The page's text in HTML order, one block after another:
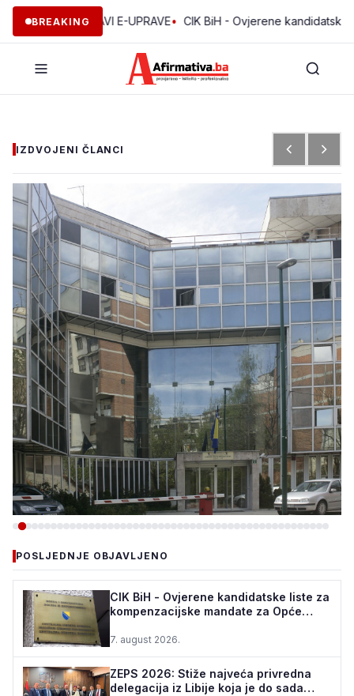
BREAKINGE-UPRAVE• CIK BiH - Ovjerene kandidatske liste za
IZDVOJENI ČLANCI
POGLEDAJTE U KOJIM
OPĆINAMA ZDK JE POREZNA
UPRAVA VRŠILA KONTROLE
6. august 2026.•161 pregleda
POSLJEDNJE OBJAVLJENO
CIK BiH - Ovjerene kandidatske liste za
kompenzacijske mandate za Opće
7. august 2026.
ZEPS 2026: Stiže najveća privredna
delegacija iz Libije koja je do sada